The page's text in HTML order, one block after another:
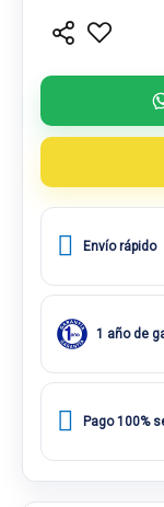
Envío rápido
1 año de
Pago 100%